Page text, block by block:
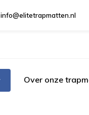
info@elitetrapmatten.nl
Over onze